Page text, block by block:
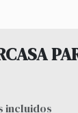
incluidos